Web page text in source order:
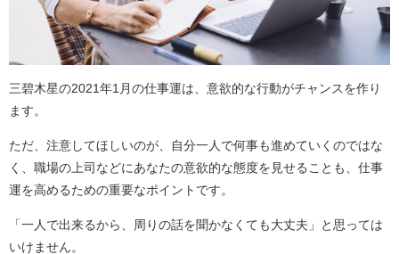
三碧木星の2021年1月の仕事運は、意欲的な行動がチャンスを作り
ます。
ただ、注意してほしいのが、自分一人で何事も進めていくのではな
く、職場の上司などにあなたの意欲的な態度を見せることも、仕事
運を高めるための重要なポイントです。
「一人で出来るから、周りの話を聞かなくても大丈夫」と思っては
いけません。